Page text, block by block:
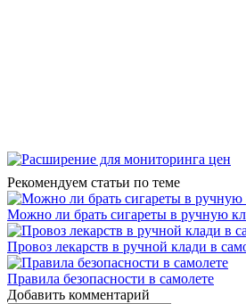
Рекомендуем статьи по теме
Можно ли брать сигареты в ручную
Провоз лекарств в ручной клади в
Правила безопасности в самолете
Добавить комментарий